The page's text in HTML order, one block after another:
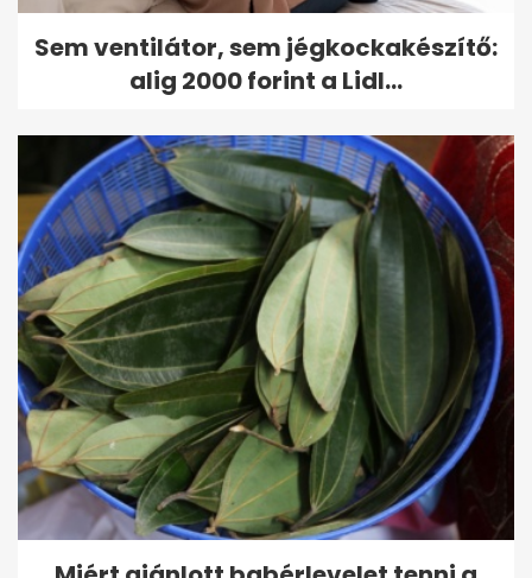
Sem ventilátor, sem jégkockakészítő:
alig 2000 forint a Lidl...